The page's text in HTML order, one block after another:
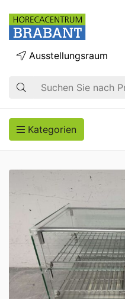
Suche
Ausstellungsraum
Kategorien